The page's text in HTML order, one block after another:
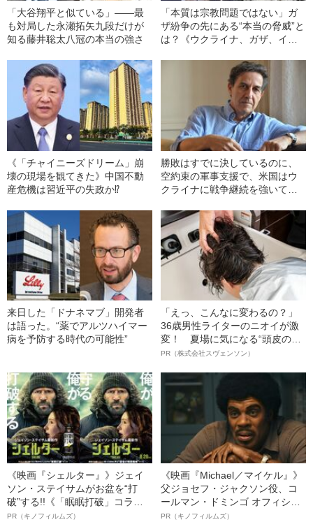
「大谷翔平と似ている」――最
も対局した永瀬拓矢九段だけが
知る藤井聡太八冠の本当の強さ
「本質は宗教問題ではない」ガ
ザ紛争の先にある“本当の脅威”と
は？《ウクライナ、ガザ、イン
《「チャイニーズドリーム」崩
壊の現場を観てきた》中国不動
産危機は習近平の失政か⁉
勝敗はすでに決しているのに、
空約束の軍事支援で、米国はウ
クライナに戦争継続を強いてい
来日した「ドナネマブ」開発者
は語った。“薬でアルツハイマー
病を予防する時代の可能性”
「えっ、こんなに変わるの？」
36歳男性ライターのニオイが激
変！ 夏場に気になる“頭皮のニ
オイ”や“ベタつき”を解消す
ト”が生み出した徹底ケアとは
PR（株式会社スヴェンソン）
《映画『シェルター』》ジェイ
ソン・ステイサムがお盆を“打
破”する!!《「眠眠打破」コラ
ボ》
PR（キノフィルムズ）
《映画『Michael／マイケル』》
父ジョセフ・ジャクソン役、コ
ールマン・ドミンゴ オフィシャ
ルインタビュー“観客を魅了した
PR（キノフィルムズ）